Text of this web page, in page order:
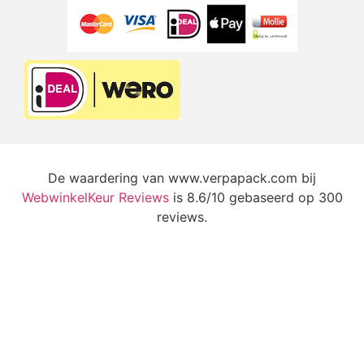
De waardering van www.verpapack.com bij
WebwinkelKeur Reviewsis 8.6/10 gebaseerd op 300
reviews.